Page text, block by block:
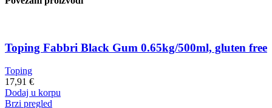
Toping Fabbri Black Gum 0.65kg/500ml, gluten free
Toping
17,91 €
Dodaj u korpu
Brzi pregled